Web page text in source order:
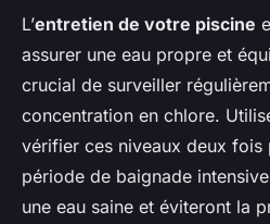
L’entretien de votre piscine
assurer une eau propre et
crucial de surveiller
concentration en chlore.
vérifier ces niveaux deux fois
période de baignade
une eau saine et éviteront la